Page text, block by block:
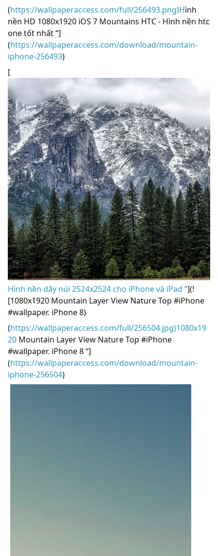
(https://wallpaperaccess.com/full/256493.png)Hình
nền HD 1080x1920 iOS 7 Mountains HTC - Hình nền htc
one tốt nhất “]
(https://wallpaperaccess.com/download/mountain-
iphone-256493)
[
Hình nền dãy núi 2524x2524 cho iPhone và iPad “](!
[1080x1920 Mountain Layer View Nature Top #iPhone
#wallpaper. iPhone 8)
(https://wallpaperaccess.com/full/256504.jpg)1080x19
20 Mountain Layer View Nature Top #iPhone
#wallpaper. iPhone 8 “]
(https://wallpaperaccess.com/download/mountain-
iphone-256504)